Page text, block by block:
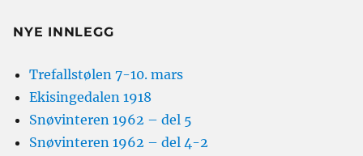
NYE INNLEGG
Trefallstølen 7-10. mars
Ekisingedalen 1918
Snøvinteren 1962 – del 5
Snøvinteren 1962 – del 4-2